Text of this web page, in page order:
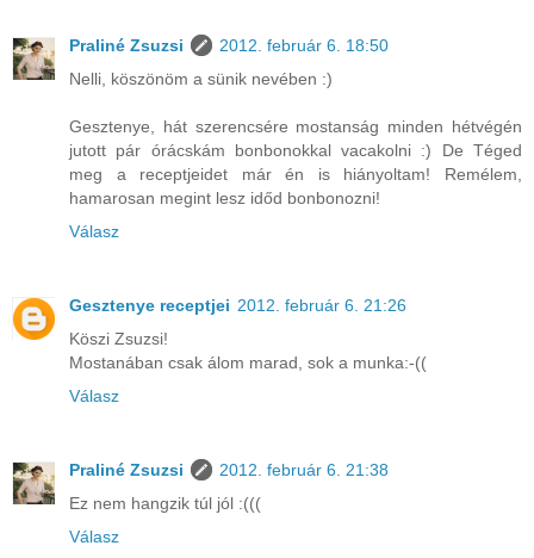
Praliné Zsuzsi
2012. február 6. 18:50
Nelli, köszönöm a sünik nevében :)
Gesztenye, hát szerencsére mostanság minden hétvégén
jutott pár órácskám bonbonokkal vacakolni :) De Téged
meg a receptjeidet már én is hiányoltam! Remélem,
hamarosan megint lesz időd bonbonozni!
Válasz
Gesztenye receptjei 2012. február 6. 21:26
Köszi Zsuzsi!
Mostanában csak álom marad, sok a munka:-((
Válasz
Praliné Zsuzsi
2012. február 6. 21:38
Ez nem hangzik túl jól :(((
Válasz